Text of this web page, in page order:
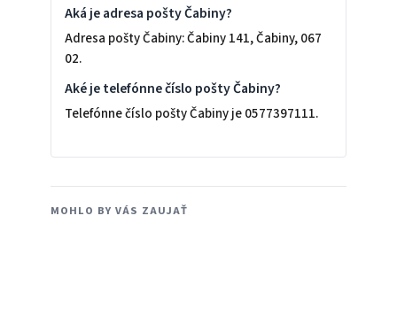
Aká je adresa pošty Čabiny?
Adresa pošty Čabiny: Čabiny 141, Čabiny, 067
02.
Aké je telefónne číslo pošty Čabiny?
Telefónne číslo pošty Čabiny je 0577397111.
MOHLO BY VÁS ZAUJAŤ